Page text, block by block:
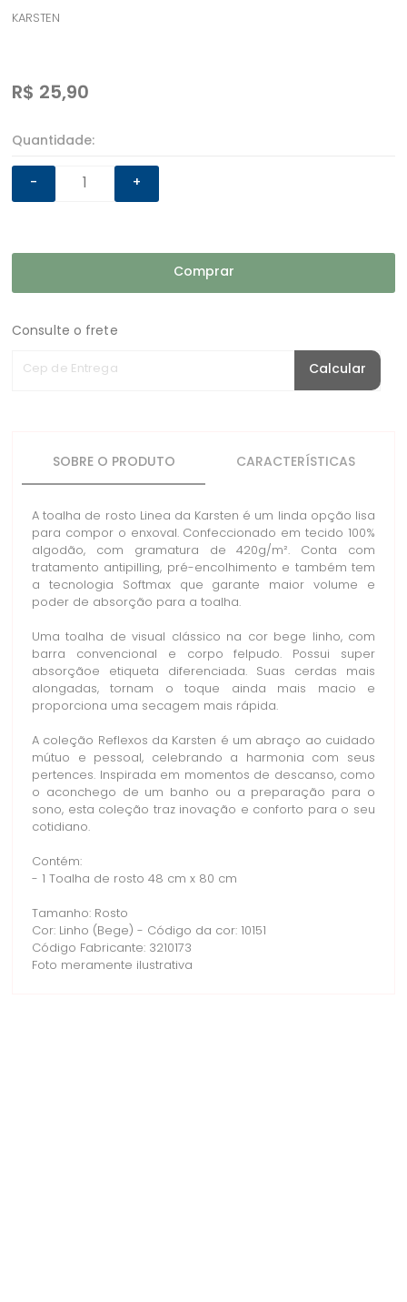
KARSTEN
R$ 25,90
Quantidade:
-
+
Comprar
Consulte o frete
Cep de Entrega Calcular
SOBRE O PRODUTO CARACTERÍSTICAS
A toalha de rosto Linea da Karsten é um linda opção lisa
para compor o enxoval. Confeccionado em tecido 100%
algodão, com gramatura de 420g/m². Conta com
tratamento antipilling, pré-encolhimento e também tem
a tecnologia Softmax que garante maior volume e
poder de absorção para a toalha.
Uma toalha de visual clássico na cor bege linho, com
barra convencional e corpo felpudo. Possui super
absorçãoe etiqueta diferenciada. Suas cerdas mais
alongadas, tornam o toque ainda mais macio e
proporciona uma secagem mais rápida.
A coleção Reflexos da Karsten é um abraço ao cuidado
mútuo e pessoal, celebrando a harmonia com seus
pertences. Inspirada em momentos de descanso, como
o aconchego de um banho ou a preparação para o
sono, esta coleção traz inovação e conforto para o seu
cotidiano.
Contém:
- 1 Toalha de rosto 48 cm x 80 cm
Tamanho: Rosto
Cor: Linho (Bege) - Código da cor: 10151
Código Fabricante: 3210173
Foto meramente ilustrativa